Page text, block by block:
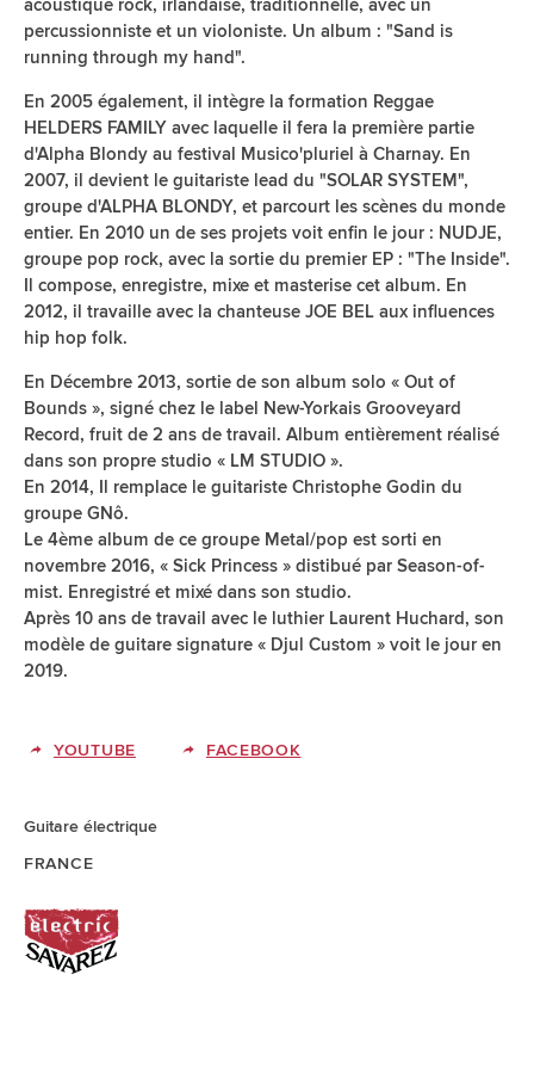
acoustique rock, irlandaise, traditionnelle, avec un
percussionniste et un violoniste. Un album : "Sand is
running through my hand".
En 2005 également, il intègre la formation Reggae
HELDERS FAMILY avec laquelle il fera la première partie
d'Alpha Blondy au festival Musico'pluriel à Charnay. En
2007, il devient le guitariste lead du "SOLAR SYSTEM",
groupe d'ALPHA BLONDY, et parcourt les scènes du monde
entier. En 2010 un de ses projets voit enfin le jour : NUDJE,
groupe pop rock, avec la sortie du premier EP : "The Inside".
Il compose, enregistre, mixe et masterise cet album. En
2012, il travaille avec la chanteuse JOE BEL aux influences
hip hop folk.
En Décembre 2013, sortie de son album solo « Out of
Bounds », signé chez le label New-Yorkais Grooveyard
Record, fruit de 2 ans de travail. Album entièrement réalisé
dans son propre studio « LM STUDIO ».
En 2014, Il remplace le guitariste Christophe Godin du
groupe GNô.
Le 4ème album de ce groupe Metal/pop est sorti en
novembre 2016, « Sick Princess » distibué par Season-of-
mist. Enregistré et mixé dans son studio.
Après 10 ans de travail avec le luthier Laurent Huchard, son
modèle de guitare signature « Djul Custom » voit le jour en
2019.
YOUTUBE FACEBOOK
Guitare électrique
FRANCE